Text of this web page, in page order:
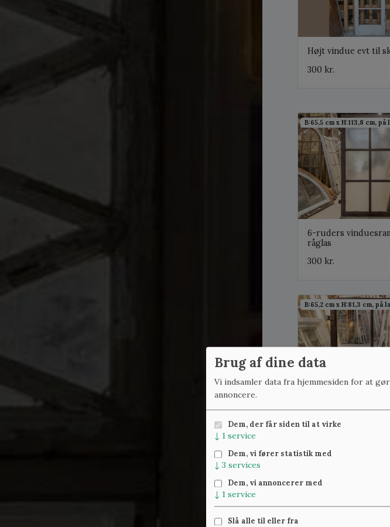
Højt vindue evt til
300 kr.
B:65,5 cm x H:113,8 cm, på
6-ruders
råglas
300 kr.
B:65,2 cm x H:81,3 cm, på
vinduesrammer
Brug af dine data
Vi indsamler data fra hjemmesiden for at
annoncere.
Dem, der får siden til at virke
↓ 1 service
Dem, vi fører statistik med
↓ 3 services
Dem, vi annoncerer med
↓ 1 service
Slå alle til eller fra